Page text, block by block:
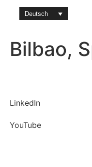
Deutsch
Bilbao,
LinkedIn
YouTube